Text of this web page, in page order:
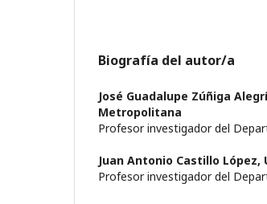
Biografía del autor/a
José Guadalupe Zúñiga
Metropolitana
Profesor investigador del
Juan Antonio Castillo López,
Profesor investigador del